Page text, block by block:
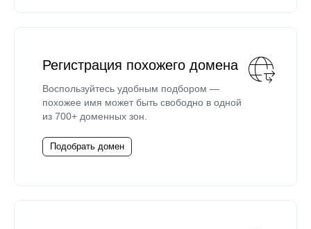
Регистрация похожего домена
Воспользуйтесь удобным подбором —
похожее имя может быть свободно в одной
из 700+ доменных зон.
Подобрать домен